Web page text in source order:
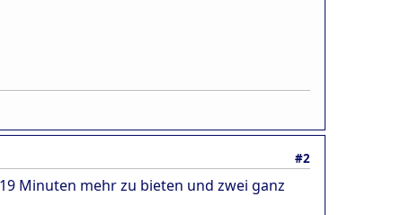
#2
Minuten mehr zu bieten und zwei ganz